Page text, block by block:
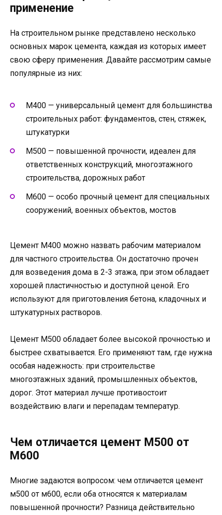
применение
На строительном рынке представлено несколько
основных марок цемента, каждая из которых имеет
свою сферу применения. Давайте рассмотрим самые
популярные из них:
М400 — универсальный цемент для большинства
строительных работ: фундаментов, стен, стяжек,
штукатурки
М500 — повышенной прочности, идеален для
ответственных конструкций, многоэтажного
строительства, дорожных работ
М600 — особо прочный цемент для специальных
сооружений, военных объектов, мостов
Цемент М400 можно назвать рабочим материалом
для частного строительства. Он достаточно прочен
для возведения дома в 2-3 этажа, при этом обладает
хорошей пластичностью и доступной ценой. Его
используют для приготовления бетона, кладочных и
штукатурных растворов.
Цемент М500 обладает более высокой прочностью и
быстрее схватывается. Его применяют там, где нужна
особая надежность: при строительстве
многоэтажных зданий, промышленных объектов,
дорог. Этот материал лучше противостоит
воздействию влаги и перепадам температур.
Чем отличается цемент М500 от
М600
Многие задаются вопросом: чем отличается цемент
м500 от м600, если оба относятся к материалам
повышенной прочности? Разница действительно